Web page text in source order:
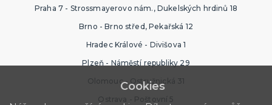
Praha 7 - Strossmayerovo nám., Dukelských hrdinů 18
Brno - Brno střed, Pekařská 12
Hradec Králové - Divišova 1
Plzeň - Náměstí republiky 29
Olomouc - Ostružnická 31
Ostrava - Poštovní 5
Cookies